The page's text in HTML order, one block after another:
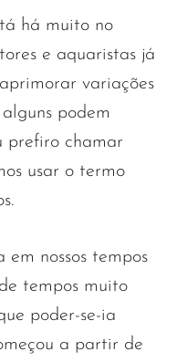
há muito no
e aquaristas já
variações
podem
prefiro chamar
usar o termo
em nossos tempos
tempos muito
poder-se-ia
a partir de